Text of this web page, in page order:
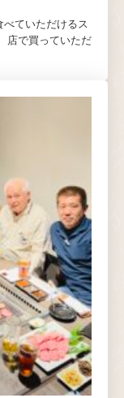
ていただけるス
店で買っていただ